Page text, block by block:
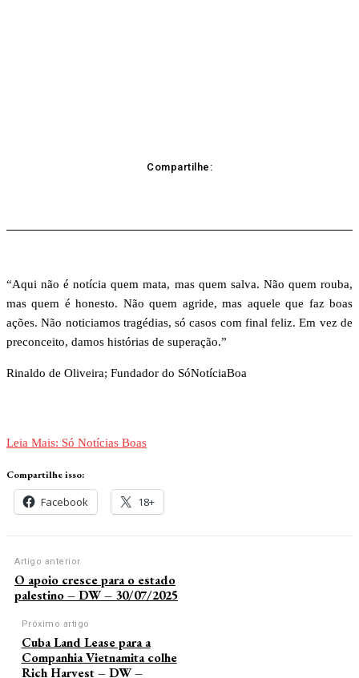
Compartilhe:
“Aqui não é notícia quem mata, mas quem salva. Não quem rouba,
mas quem é honesto. Não quem agride, mas aquele que faz boas
ações. Não noticiamos tragédias, só casos com final feliz. Em vez de
preconceito, damos histórias de superação.”
Rinaldo de Oliveira; Fundador do SóNotíciaBoa
Leia Mais: Só Notícias Boas
Compartilhe isso:
Facebook 18+
Artigo anterior
O apoio cresce para o estado
palestino – DW – 30/07/2025
Próximo artigo
Cuba Land Lease para a
Companhia Vietnamita colhe
Rich Harvest – DW –